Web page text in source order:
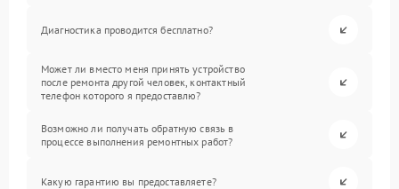
Диагностика проводится бесплатно?
Может ли вместо меня принять устройство
после ремонта другой человек, контактный
телефон которого я предоставлю?
Возможно ли получать обратную связь в
процессе выполнения ремонтных работ?
Какую гарантию вы предоставляете?